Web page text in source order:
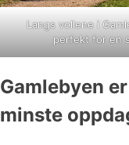
Langs vollene i
perfekt for en
Gamlebyen
minste